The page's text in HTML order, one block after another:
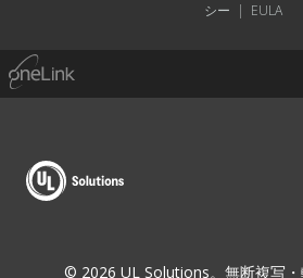
シー | EULA
© 2026 UL Solutions。無断複写・